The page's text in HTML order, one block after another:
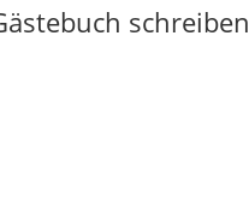
schreiben